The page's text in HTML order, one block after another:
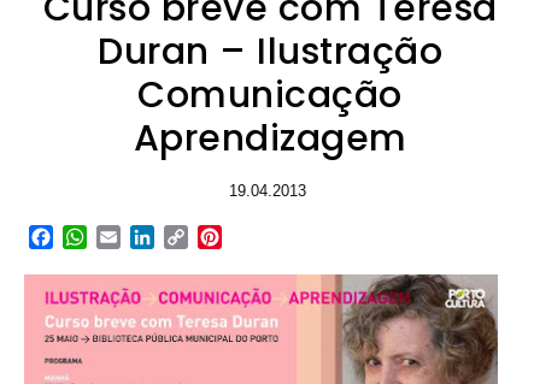
Duran – Ilustração
Comunicação
Aprendizagem
19.04.2013
Facebook
WhatsApp
EmailLinkedIn
Copy